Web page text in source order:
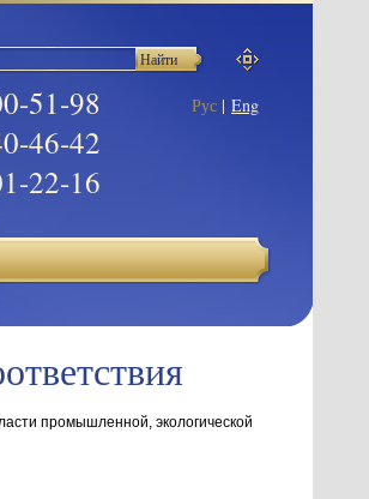
51-98
46-42
22-16
Рус | Eng
промышленной, экологической